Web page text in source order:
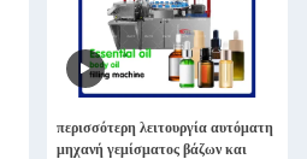
περισσότερη λειτουργία αυτόματη
μηχανή γεμίσματος βάζων και